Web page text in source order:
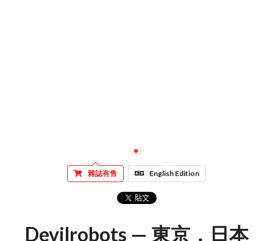
雜誌有售 English Edition
Devilrobots — 東京，日本